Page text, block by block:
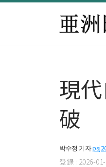
現
破
박수정 기자
登録 : 2026-